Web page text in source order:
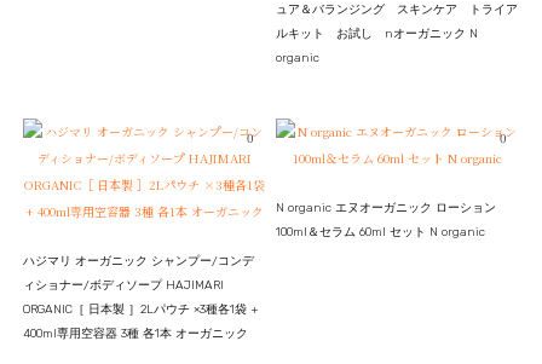
ュア＆バランジング スキンケア トライア
ルキット お試し nオーガニック N
organic
0
ハジマリ オーガニック シャンプー/コンデ
ィショナー/ボディソープ HAJIMARI
ORGANIC［ 日本製 ］2Lパウチ ×3種各1袋 +
400ml専用空容器 3種 各1本 オーガニック
0
N organic エヌオーガニック ローション
100ml＆セラム 60ml セット N organic